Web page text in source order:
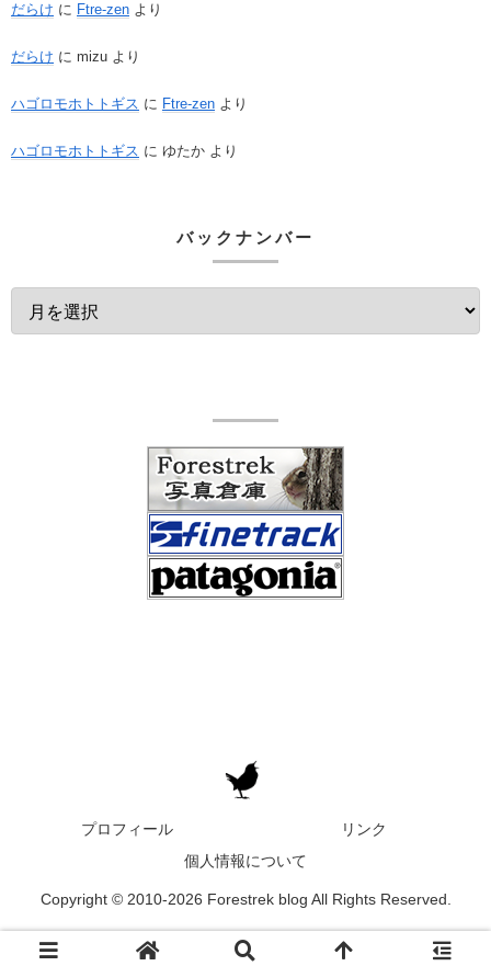
だらけ に Ftre-zen より
だらけ に mizu より
ハゴロモホトトギス に Ftre-zen より
ハゴロモホトトギス に ゆたか より
バックナンバー
プロフィール
リンク
個人情報について
Copyright © 2010-2026 Forestrek blog All Rights Reserved.